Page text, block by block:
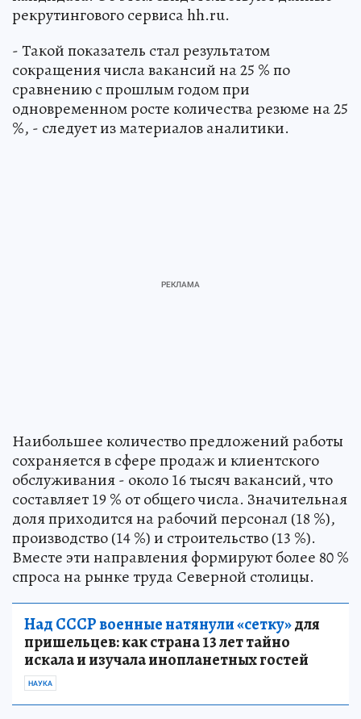
рекрутингового сервиса hh.ru.
- Такой показатель стал результатом
сокращения числа вакансий на 25 % по
сравнению с прошлым годом при
одновременном росте количества резюме на 25
%, - следует из материалов аналитики.
Наибольшее количество предложений работы
сохраняется в сфере продаж и клиентского
обслуживания - около 16 тысяч вакансий, что
составляет 19 % от общего числа. Значительная
доля приходится на рабочий персонал (18 %),
производство (14 %) и строительство (13 %).
Вместе эти направления формируют более 80 %
спроса на рынке труда Северной столицы.
Над СССР военные натянули «сетку»для
пришельцев: как страна 13 лет тайно
искала и изучала инопланетных гостей
НАУКА